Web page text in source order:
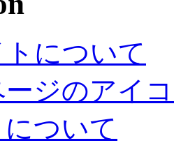
について
ージのアイ
ついて